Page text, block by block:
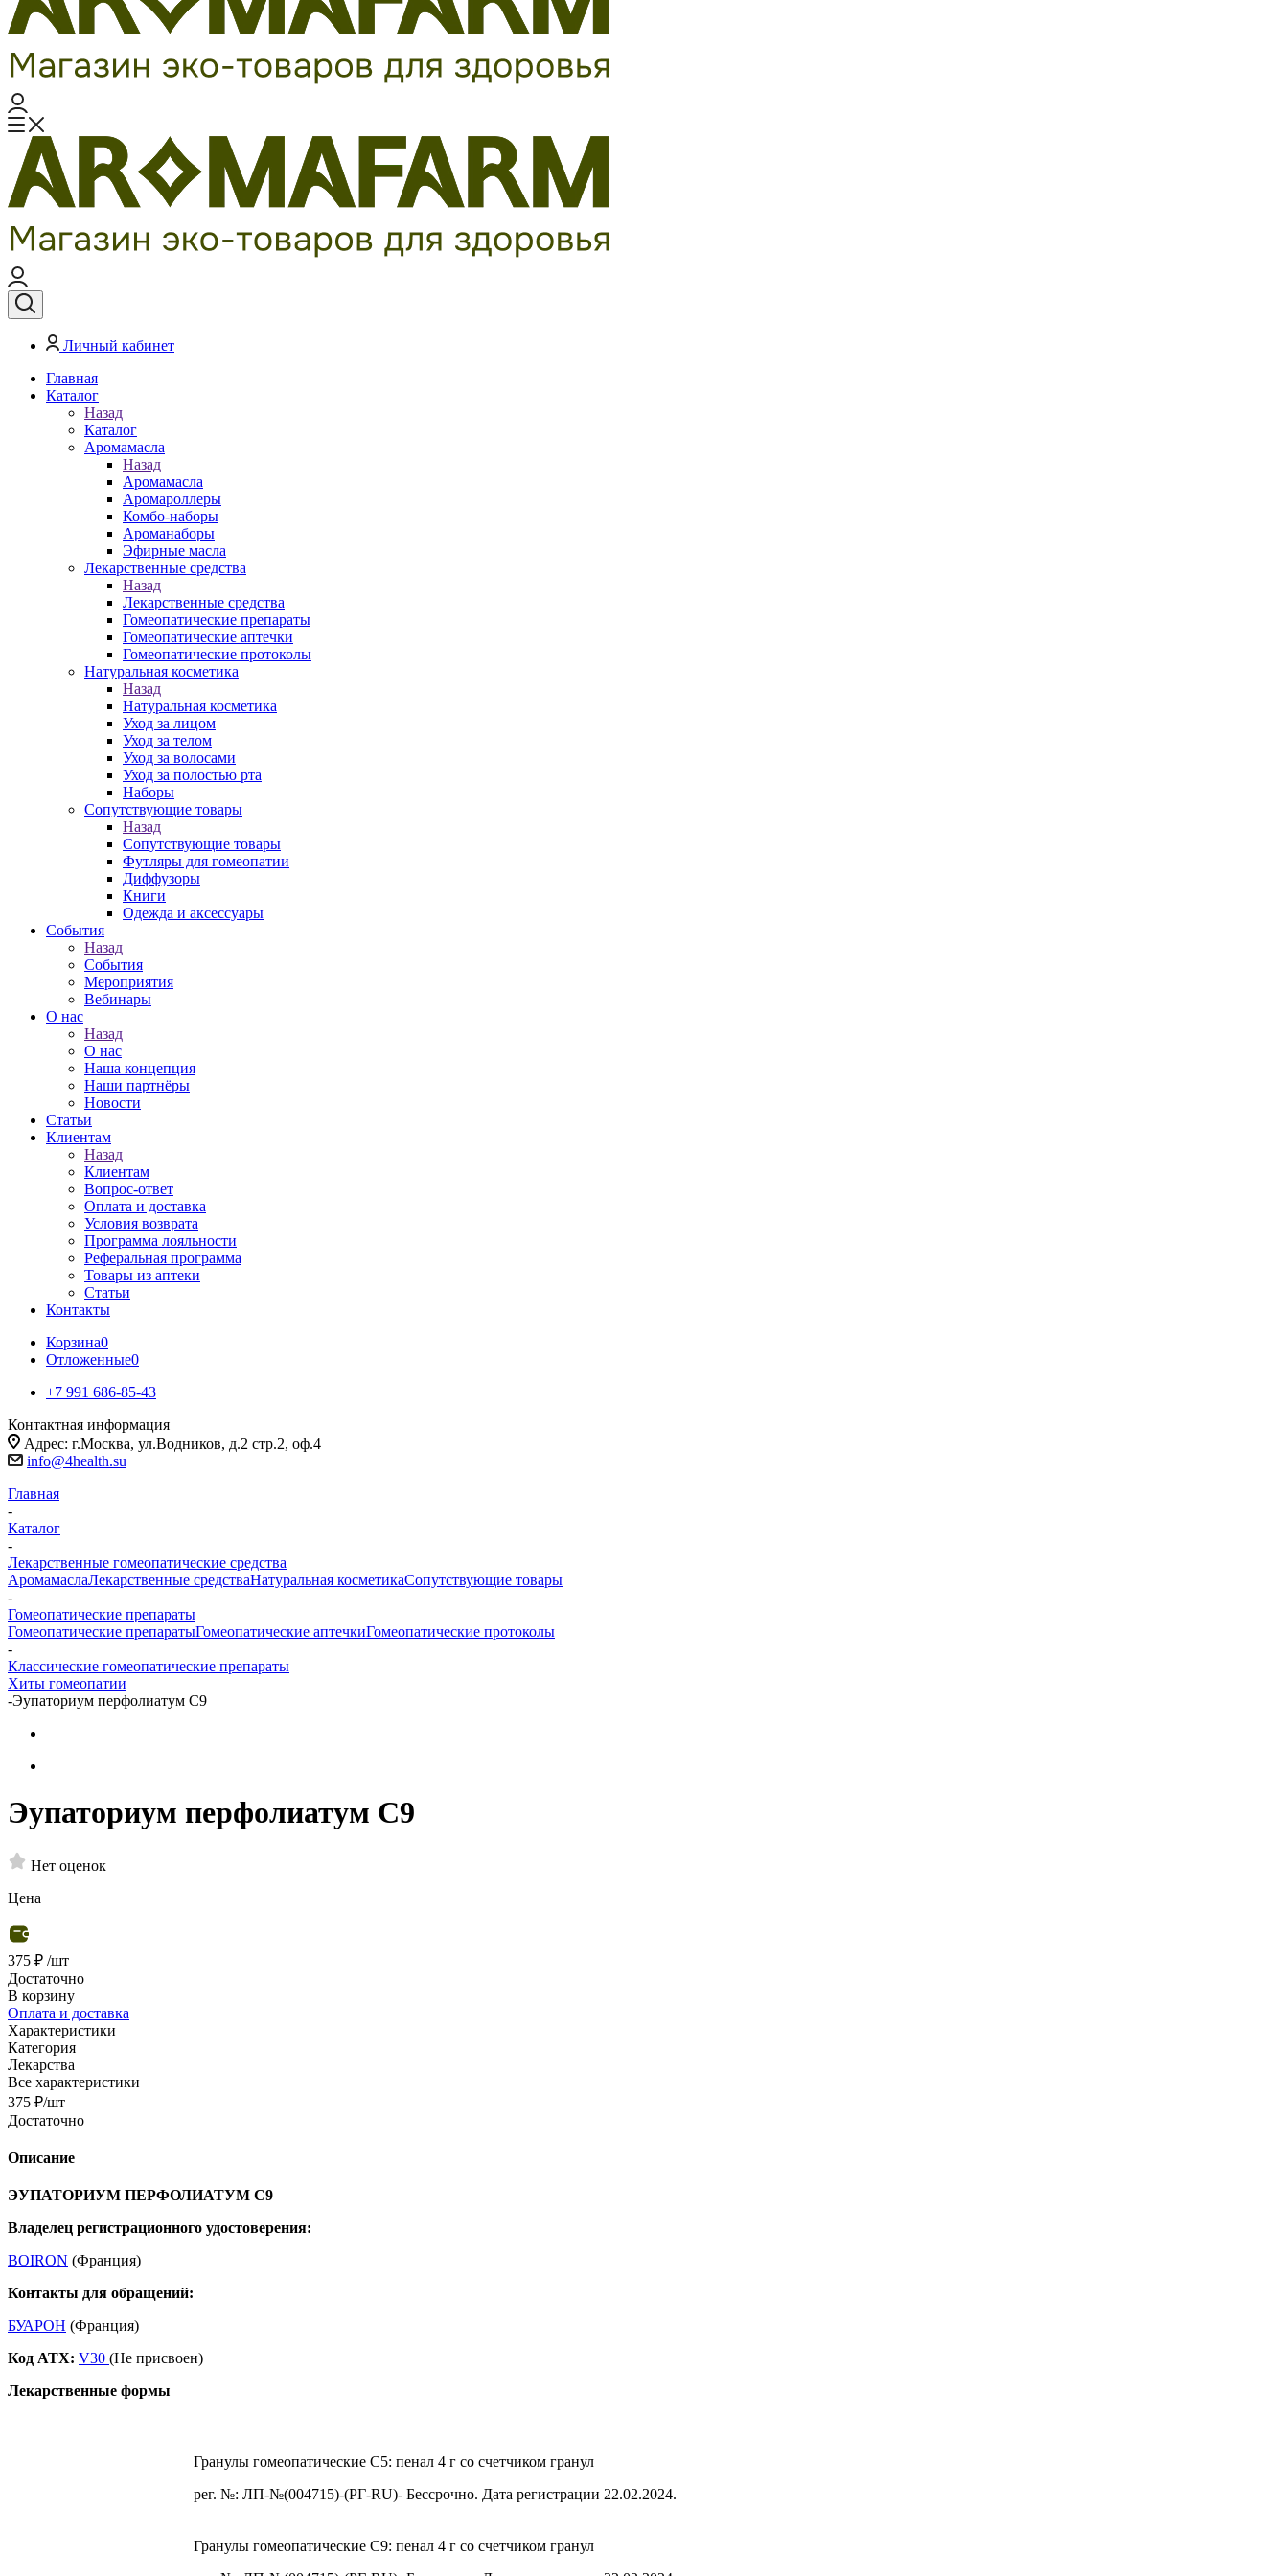
Личный кабинет
Главная
Каталог
Назад
Каталог
Аромамасла
Назад
Аромамасла
Аромароллеры
Комбо-наборы
Ароманаборы
Эфирные масла
Лекарственные средства
Назад
Лекарственные средства
Гомеопатические препараты
Гомеопатические аптечки
Гомеопатические протоколы
Натуральная косметика
Назад
Натуральная косметика
Уход за лицом
Уход за телом
Уход за волосами
Уход за полостью рта
Наборы
Сопутствующие товары
Назад
Сопутствующие товары
Футляры для гомеопатии
Диффузоры
Книги
Одежда и аксессуары
События
Назад
События
Мероприятия
Вебинары
О нас
Назад
О нас
Наша концепция
Наши партнёры
Новости
Статьи
Клиентам
Назад
Клиентам
Вопрос-ответ
Оплата и доставка
Условия возврата
Программа лояльности
Реферальная программа
Товары из аптеки
Статьи
Контакты
Корзина0
Отложенные0
+7 991 686-85-43
Контактная информация
Адрес: г.Москва, ул.Водников, д.2 стр.2, оф.4
info@4health.su
Главная
-
Каталог
-
Лекарственные гомеопатические средства
АромамаслаЛекарственные средстваНатуральная косметикаСопутствующие товары
-
Гомеопатические препараты
Гомеопатические препаратыГомеопатические аптечкиГомеопатические протоколы
-
Классические гомеопатические препараты
Хиты гомеопатии
-Эупаториум перфолиатум C9
Эупаториум перфолиатум C9
Нет оценок
Цена
375 ₽ /шт
Достаточно
В корзину
Оплата и доставка
Характеристики
Категория
Лекарства
Все характеристики
375 ₽/шт
Достаточно
Описание
ЭУПАТОРИУМ ПЕРФОЛИАТУМ C9
Владелец регистрационного удостоверения:
BOIRON (Франция)
Контакты для обращений:
БУАРОН (Франция)
Код ATX: V30 (Не присвоен)
Лекарственные формы
Гранулы гомеопатические C5: пенал 4 г со счетчиком гранул
рег. №: ЛП-№(004715)-(РГ-RU)- Бессрочно. Дата регистрации 22.02.2024.
Гранулы гомеопатические C9: пенал 4 г со счетчиком гранул